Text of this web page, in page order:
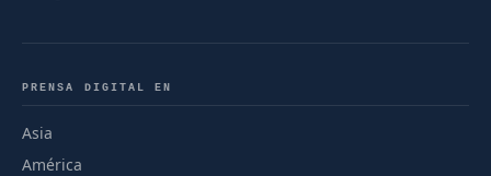
PRENSA DIGITAL EN
Asia
América